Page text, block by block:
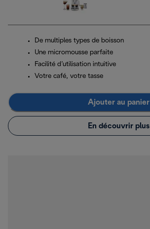
De multiples types de boisson
Une micromousse parfaite
Facilité d’utilisation intuitive
Votre café, votre tasse
Ajouter au panier
En découvrir plus